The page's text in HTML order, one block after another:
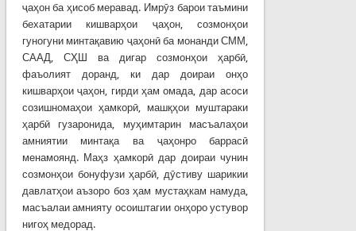
ҷаҳон ба ҳисоб меравад. Имрӯз барои таъмини
бехатарии кишварҳои ҷаҳон, созмонҳои
гуногуни минтақавию ҷаҳонӣ ба монанди СММ,
СААД, СҲШ ва дигар созмонҳои ҳарбӣ,
фаъолият доранд, ки дар доираи онҳо
кишварҳои ҷаҳон, гирди ҳам омада, дар асоси
созишномаҳои ҳамкорӣ, машқҳои муштараки
ҳарбӣ гузаронида, муҳимтарин масъалаҳои
амниятии минтақа ва ҷаҳонро баррасӣ
менамоянд. Маҳз ҳамкорӣ дар доираи чунин
созмонҳои бонуфузи ҳарбӣ, дӯстиву шарикии
давлатҳои аъзоро боз ҳам мустаҳкам намуда,
масъалаи амнияту осоиштагии онҳоро устувор
нигоҳ медорад.